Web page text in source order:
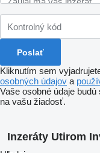
Kliknutím sem
osobných údajov a
Vaše osobné údaje
na vašu žiadosť.
Inzeráty Utirom